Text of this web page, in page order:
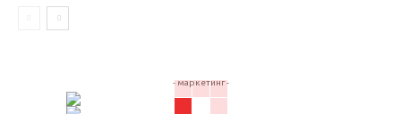
- маркетинг -